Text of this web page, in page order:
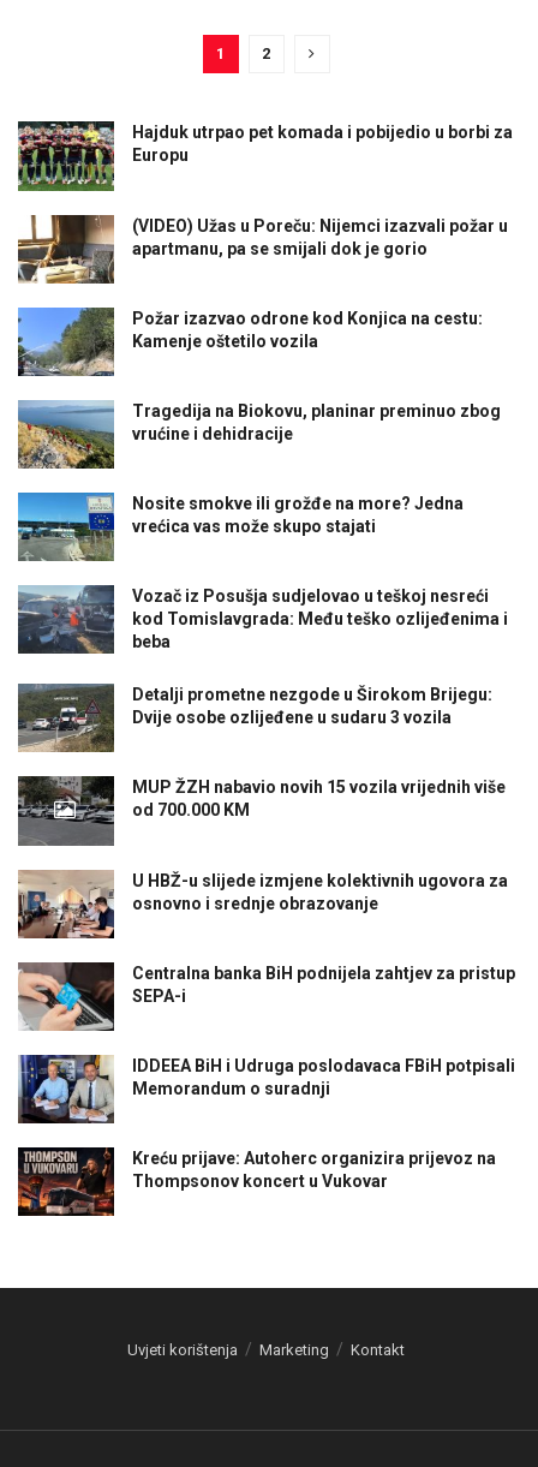
1 2
Hajduk utrpao pet komada i pobijedio u borbi za
Europu
(VIDEO) Užas u Poreču: Nijemci izazvali požar u
apartmanu, pa se smijali dok je gorio
Požar izazvao odrone kod Konjica na cestu:
Kamenje oštetilo vozila
Tragedija na Biokovu, planinar preminuo zbog
vrućine i dehidracije
Nosite smokve ili grožđe na more? Jedna
vrećica vas može skupo stajati
Vozač iz Posušja sudjelovao u teškoj nesreći
kod Tomislavgrada: Među teško ozlijeđenima i
beba
Detalji prometne nezgode u Širokom Brijegu:
Dvije osobe ozlijeđene u sudaru 3 vozila
MUP ŽZH nabavio novih 15 vozila vrijednih više
od 700.000 KM
U HBŽ-u slijede izmjene kolektivnih ugovora za
osnovno i srednje obrazovanje
Centralna banka BiH podnijela zahtjev za pristup
SEPA-i
IDDEEA BiH i Udruga poslodavaca FBiH potpisali
Memorandum o suradnji
Kreću prijave: Autoherc organizira prijevoz na
Thompsonov koncert u Vukovar
Uvjeti korištenja Marketing Kontakt